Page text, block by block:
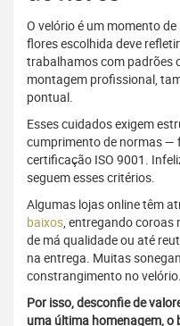
O velório é um momento
flores escolhida deve
trabalhamos com padrões
montagem profissional,
pontual.
Esses cuidados exigem
cumprimento de normas —
certificação ISO 9001.
seguem esses critérios.
Algumas lojas online têm
baixos, entregando coroas
de má qualidade ou até
na entrega. Muitas
constrangimento no velório.
Por isso, desconfie de
uma última homenagem, o